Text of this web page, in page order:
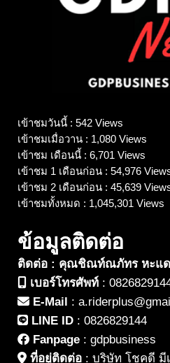
เข้าชมวันนี้ : 542 Views
เข้าชมเมื่อวาน : 1,080 Views
เข้าชม เดือนนี้ : 6,701 Views
เข้าชม 1 เดือนก่อน : 54,976
เข้าชม 2 เดือนก่อน : 45,639
เข้าชมทั้งหมด : 1,045,301 Views
ข้อมูลติดต่อ
ติดต่อ : คุณชิณท์ณภัทร หะแด
เบอร์โทรศัพท์ :
E-Mail
:
LINE ID : 0826829144
Fanpage : gdpbusiness
ที่อยู่ติดต่อ : บริษัท โชคดี มี